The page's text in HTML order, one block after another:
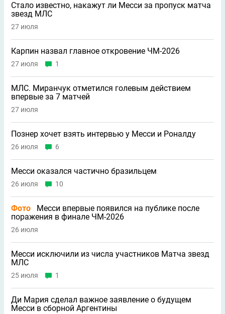
Стало известно, накажут ли Месси за пропуск матча
звезд МЛС
27 июля
Карпин назвал главное откровение ЧМ-2026
27 июля 1
МЛС. Миранчук отметился голевым действием
впервые за 7 матчей
27 июля
Познер хочет взять интервью у Месси и Роналду
26 июля 6
Месси оказался частично бразильцем
26 июля 10
Фото
Месси впервые появился на публике после
поражения в финале ЧМ-2026
26 июля
Месси исключили из числа участников Матча звезд
МЛС
25 июля 1
Ди Мария сделал важное заявление о будущем
Месси в сборной Аргентины